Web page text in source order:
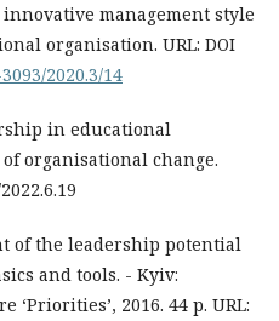
management style
organisation. URL: DOI
2020.3/14
in educational
organisational change.
of the leadership potential
and tools. - Kyiv:
2016. 44 p. URL: